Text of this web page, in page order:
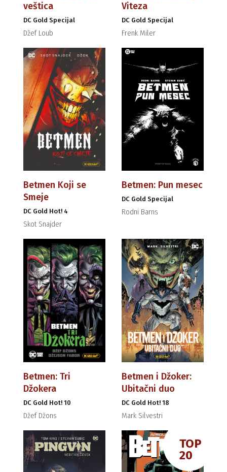
veštica
DC Gold Specijal
Džef Loub
Viteza
DC Gold Specijal
Frenk Miler
Betmen Koji se
Smeje
DC Gold Hot! 4
Skot Snajder
Betmen: Pun mesec
DC Gold Specijal
Rodni Barns
Betmen: Tri
Džokera
DC Gold Hot! 10
Džef Džons
Betmen i Džoker:
Ubitačni duo
DC Gold Hot! 18
Mark Silvestri
TOP
20